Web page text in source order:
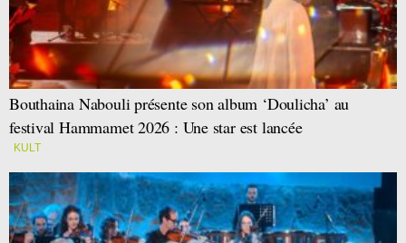
Bouthaina Nabouli présente son album ‘Doulicha’ au
festival Hammamet 2026 : Une star est lancée
KULT